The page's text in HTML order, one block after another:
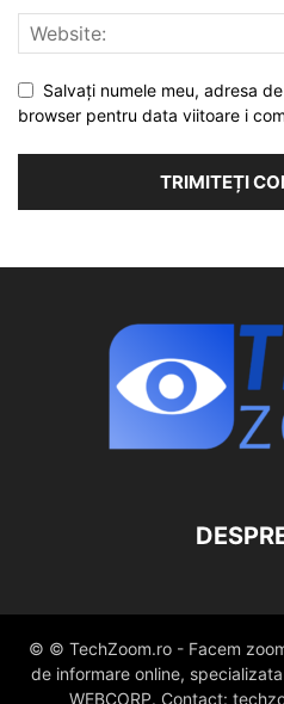
Salvați numele meu, adresa
browser pentru data viitoare i
© © TechZoom.ro - Facem
de informare online,
WEBCORP. Contact: